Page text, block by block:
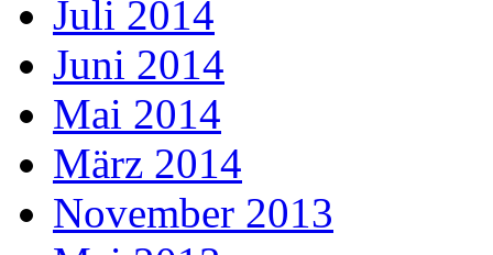
Juli 2014
Juni 2014
Mai 2014
März 2014
November 2013